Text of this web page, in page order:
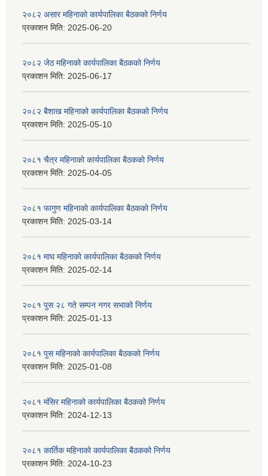
२०८२ असार महिनाको कार्यपालिका बैठकको निर्णय
प्रकाशन मिति: 2025-06-20
२०८२ जेठ महिनाको कार्यपालिका बैठकको निर्णय
प्रकाशन मिति: 2025-06-17
२०८२ बैशाख महिनाको कार्यपालिका बैठकको निर्णय
प्रकाशन मिति: 2025-05-10
२०८१ चैत्र महिनाको कार्यपालिका बैठकको निर्णय
प्रकाशन मिति: 2025-04-05
२०८१ फागुण महिनाको कार्यपालिका बैठकको निर्णय
प्रकाशन मिति: 2025-03-14
२०८१ माघ महिनाको कार्यपालिका बैठकको निर्णय
प्रकाशन मिति: 2025-02-14
२०८१ पुस २८ गते सम्प‍न नगर सभाको निर्णय
प्रकाशन मिति: 2025-01-13
२०८१ पुस महिनाको कार्यपालिका बैठकको निर्णय
प्रकाशन मिति: 2025-01-08
२०८१ मंसिर महिनाको कार्यपालिका बैठकको निर्णय
प्रकाशन मिति: 2024-12-13
२०८१ कार्तिक महिनाको कार्यपालिका बैठकको निर्णय
प्रकाशन मिति: 2024-10-23